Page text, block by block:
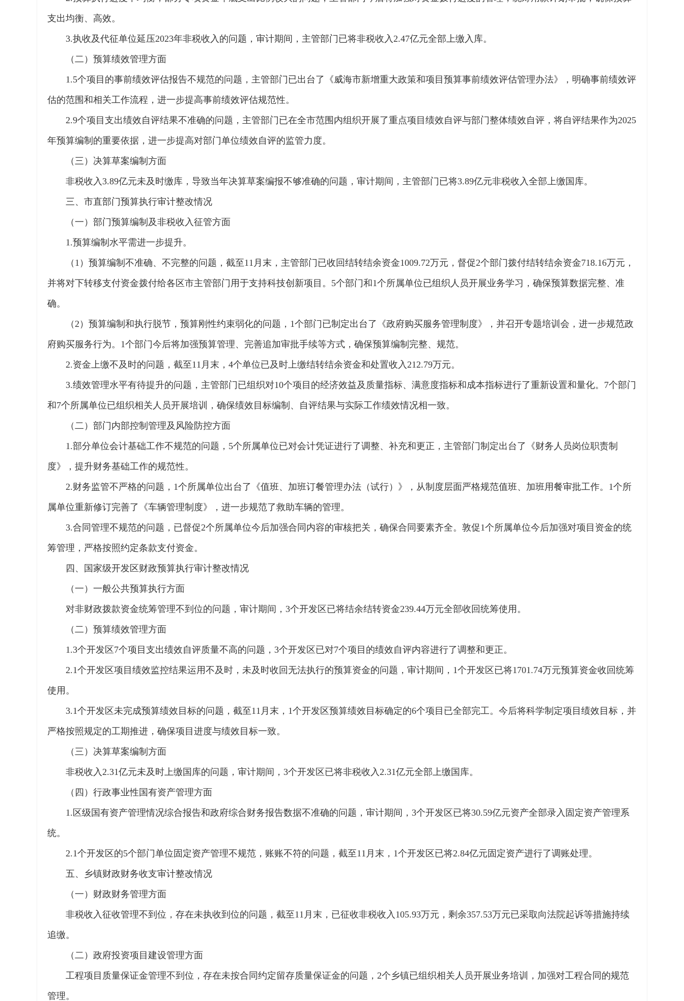
支出均衡、高效。
3.执收及代征单位延压2023年非税收入的问题，审计期间，主管部门已将非税收入2.47亿元全部上缴入库。
（二）预算绩效管理方面
1.5个项目的事前绩效评估报告不规范的问题，主管部门已出台了《威海市新增重大政策和项目预算事前绩效评估管理办法》，明确事前绩效评
估的范围和相关工作流程，进一步提高事前绩效评估规范性。
2.9个项目支出绩效自评结果不准确的问题，主管部门已在全市范围内组织开展了重点项目绩效自评与部门整体绩效自评，将自评结果作为2025
年预算编制的重要依据，进一步提高对部门单位绩效自评的监管力度。
（三）决算草案编制方面
非税收入3.89亿元未及时缴库，导致当年决算草案编报不够准确的问题，审计期间，主管部门已将3.89亿元非税收入全部上缴国库。
三、市直部门预算执行审计整改情况
（一）部门预算编制及非税收入征管方面
1.预算编制水平需进一步提升。
（1）预算编制不准确、不完整的问题，截至11月末，主管部门已收回结转结余资金1009.72万元，督促2个部门拨付结转结余资金718.16万元，
并将对下转移支付资金拨付给各区市主管部门用于支持科技创新项目。5个部门和1个所属单位已组织人员开展业务学习，确保预算数据完整、准
确。
（2）预算编制和执行脱节，预算刚性约束弱化的问题，1个部门已制定出台了《政府购买服务管理制度》，并召开专题培训会，进一步规范政
府购买服务行为。1个部门今后将加强预算管理、完善追加审批手续等方式，确保预算编制完整、规范。
2.资金上缴不及时的问题，截至11月末，4个单位已及时上缴结转结余资金和处置收入212.79万元。
3.绩效管理水平有待提升的问题，主管部门已组织对10个项目的经济效益及质量指标、满意度指标和成本指标进行了重新设置和量化。7个部门
和7个所属单位已组织相关人员开展培训，确保绩效目标编制、自评结果与实际工作绩效情况相一致。
（二）部门内部控制管理及风险防控方面
1.部分单位会计基础工作不规范的问题，5个所属单位已对会计凭证进行了调整、补充和更正，主管部门制定出台了《财务人员岗位职责制
度》，提升财务基础工作的规范性。
2.财务监管不严格的问题，1个所属单位出台了《值班、加班订餐管理办法（试行）》，从制度层面严格规范值班、加班用餐审批工作。1个所
属单位重新修订完善了《车辆管理制度》，进一步规范了救助车辆的管理。
3.合同管理不规范的问题，已督促2个所属单位今后加强合同内容的审核把关，确保合同要素齐全。敦促1个所属单位今后加强对项目资金的统
筹管理，严格按照约定条款支付资金。
四、国家级开发区财政预算执行审计整改情况
（一）一般公共预算执行方面
对非财政拨款资金统筹管理不到位的问题，审计期间，3个开发区已将结余结转资金239.44万元全部收回统筹使用。
（二）预算绩效管理方面
1.3个开发区7个项目支出绩效自评质量不高的问题，3个开发区已对7个项目的绩效自评内容进行了调整和更正。
2.1个开发区项目绩效监控结果运用不及时，未及时收回无法执行的预算资金的问题，审计期间，1个开发区已将1701.74万元预算资金收回统筹
使用。
3.1个开发区未完成预算绩效目标的问题，截至11月末，1个开发区预算绩效目标确定的6个项目已全部完工。今后将科学制定项目绩效目标，并
严格按照规定的工期推进，确保项目进度与绩效目标一致。
（三）决算草案编制方面
非税收入2.31亿元未及时上缴国库的问题，审计期间，3个开发区已将非税收入2.31亿元全部上缴国库。
（四）行政事业性国有资产管理方面
1.区级国有资产管理情况综合报告和政府综合财务报告数据不准确的问题，审计期间，3个开发区已将30.59亿元资产全部录入固定资产管理系
统。
2.1个开发区的5个部门单位固定资产管理不规范，账账不符的问题，截至11月末，1个开发区已将2.84亿元固定资产进行了调账处理。
五、乡镇财政财务收支审计整改情况
（一）财政财务管理方面
非税收入征收管理不到位，存在未执收到位的问题，截至11月末，已征收非税收入105.93万元，剩余357.53万元已采取向法院起诉等措施持续
追缴。
（二）政府投资项目建设管理方面
工程项目质量保证金管理不到位，存在未按合同约定留存质量保证金的问题，2个乡镇已组织相关人员开展业务培训，加强对工程合同的规范
管理。